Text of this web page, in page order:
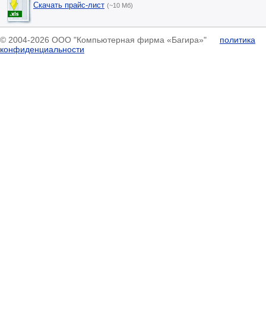
Скачать прайс-лист (~10 Мб)
© 2004-2026 ООО "Компьютерная фирма «Багира»" политика
конфиденциальности